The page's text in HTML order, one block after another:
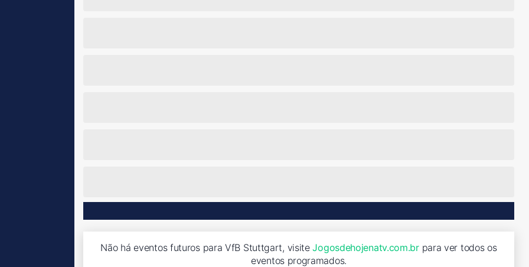
Não há eventos futuros para VfB Stuttgart, visiteJogosdehojenatv.com.brpara ver todos os
eventos programados.